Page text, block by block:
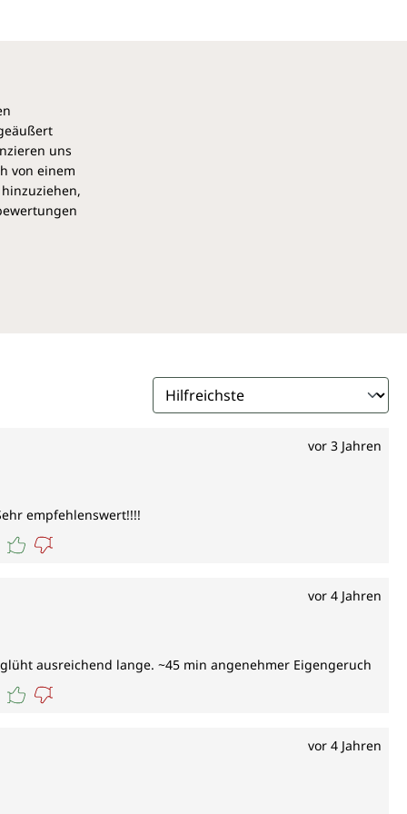
uns
von einem
vor 3 Jahren
empfehlenswert!!!!
vor 4 Jahren
ausreichend lange. ~45 min angenehmer Eigengeruch
vor 4 Jahren